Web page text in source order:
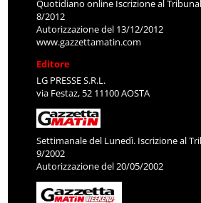
Quotidiano online Iscrizione al
8/2012
Autorizzazione del 13/12/2012
www.gazzettamatin.com
Editore
LG PRESSE S.R.L.
via Festaz, 52 11100 AOSTA
Settimanale del Lunedì. Iscrizione al
9/2002
Autorizzazione del 20/05/2002